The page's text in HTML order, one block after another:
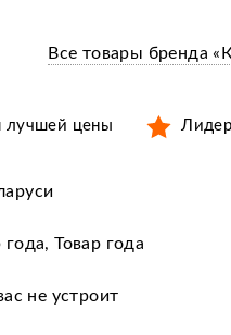
Все товары бренда
лучшей цены
Товар года
не устроит